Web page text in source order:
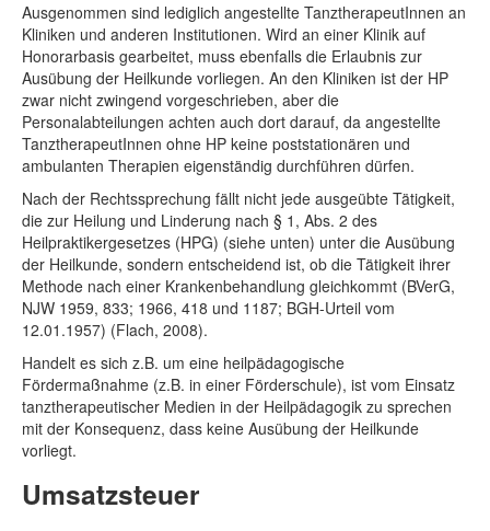
Ausgenommen sind lediglich angestellte TanztherapeutInnen an
Kliniken und anderen Institutionen. Wird an einer Klinik auf
Honorarbasis gearbeitet, muss ebenfalls die Erlaubnis zur
Ausübung der Heilkunde vorliegen. An den Kliniken ist der HP
zwar nicht zwingend vorgeschrieben, aber die
Personalabteilungen achten auch dort darauf, da angestellte
TanztherapeutInnen ohne HP keine poststationären und
ambulanten Therapien eigenständig durchführen dürfen.
Nach der Rechtssprechung fällt nicht jede ausgeübte Tätigkeit,
die zur Heilung und Linderung nach § 1, Abs. 2 des
Heilpraktikergesetzes (HPG) (siehe unten) unter die Ausübung
der Heilkunde, sondern entscheidend ist, ob die Tätigkeit ihrer
Methode nach einer Krankenbehandlung gleichkommt (BVerG,
NJW 1959, 833; 1966, 418 und 1187; BGH-Urteil vom
12.01.1957) (Flach, 2008).
Handelt es sich z.B. um eine heilpädagogische
Fördermaßnahme (z.B. in einer Förderschule), ist vom Einsatz
tanztherapeutischer Medien in der Heilpädagogik zu sprechen
mit der Konsequenz, dass keine Ausübung der Heilkunde
vorliegt.
Umsatzsteuer